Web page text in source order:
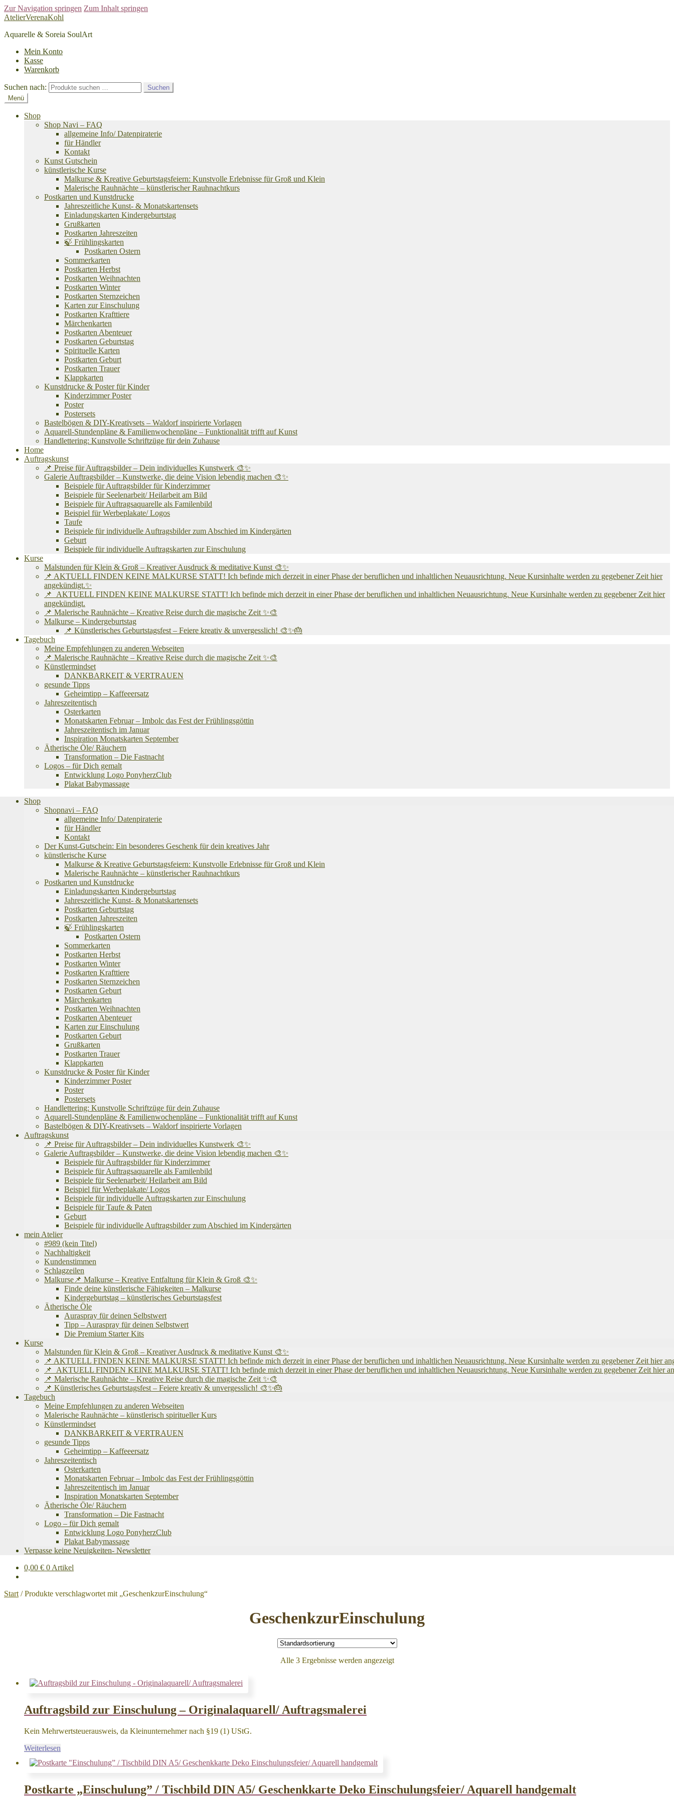
Zur Navigation springen Zum Inhalt springen
AtelierVerenaKohl
Aquarelle & Soreia SoulArt
Mein Konto
Kasse
Warenkorb
Suchen nach:
Suchen
Menü
Shop
Shop Navi – FAQ
allgemeine Info/ Datenpiraterie
für Händler
Kontakt
Kunst Gutschein
künstlerische Kurse
Malkurse & Kreative Geburtstagsfeiern: Kunstvolle Erlebnisse für Groß und Klein
Malerische Rauhnächte – künstlerischer Rauhnachtkurs
Postkarten und Kunstdrucke
Jahreszeitliche Kunst- & Monatskartensets
Einladungskarten Kindergeburtstag
Grußkarten
Postkarten Jahreszeiten
🍃 Frühlingskarten
Postkarten Ostern
Sommerkarten
Postkarten Herbst
Postkarten Weihnachten
Postkarten Winter
Postkarten Sternzeichen
Karten zur Einschulung
Postkarten Krafttiere
Märchenkarten
Postkarten Abenteuer
Postkarten Geburtstag
Spirituelle Karten
Postkarten Geburt
Postkarten Trauer
Klappkarten
Kunstdrucke & Poster für Kinder
Kinderzimmer Poster
Poster
Postersets
Bastelbögen & DIY-Kreativsets – Waldorf inspirierte Vorlagen
Aquarell-Stundenpläne & Familienwochenpläne – Funktionalität trifft auf Kunst
Handlettering: Kunstvolle Schriftzüge für dein Zuhause
Home
Auftragskunst
📌 Preise für Auftragsbilder – Dein individuelles Kunstwerk 🎨✨
Galerie Auftragsbilder – Kunstwerke, die deine Vision lebendig machen 🎨✨
Beispiele für Auftragsbilder für Kinderzimmer
Beispiele für Seelenarbeit/ Heilarbeit am Bild
Beispiele für Auftragsaquarelle als Familenbild
Beispiel für Werbeplakate/ Logos
Taufe
Beispiele für individuelle Auftragsbilder zum Abschied im Kindergärten
Geburt
Beispiele für individuelle Auftragskarten zur Einschulung
Kurse
Malstunden für Klein & Groß – Kreativer Ausdruck & meditative Kunst 🎨✨
📌 AKTUELL FINDEN KEINE MALKURSE STATT! Ich befinde mich derzeit in einer Phase der beruflichen und inhaltlichen Neuausrichtung. Neue Kursinhalte werden zu gegebener Zeit hier
angekündigt.✨
📌 AKTUELL FINDEN KEINE MALKURSE STATT! Ich befinde mich derzeit in einer Phase der beruflichen und inhaltlichen Neuausrichtung. Neue Kursinhalte werden zu gegebener Zeit hier
angekündigt.
📌 Malerische Rauhnächte – Kreative Reise durch die magische Zeit ✨🎨
Malkurse – Kindergeburtstag
📌 Künstlerisches Geburtstagsfest – Feiere kreativ & unvergesslich! 🎨✨🎂
Tagebuch
Meine Empfehlungen zu anderen Webseiten
📌 Malerische Rauhnächte – Kreative Reise durch die magische Zeit ✨🎨
Künstlermindset
DANKBARKEIT & VERTRAUEN
gesunde Tipps
Geheimtipp – Kaffeeersatz
Jahreszeitentisch
Osterkarten
Monatskarten Februar – Imbolc das Fest der Frühlingsgöttin
Jahreszeitentisch im Januar
Inspiration Monatskarten September
Ätherische Öle/ Räuchern
Transformation – Die Fastnacht
Logos – für Dich gemalt
Entwicklung Logo PonyherzClub
Plakat Babymassage
Shop
Shopnavi – FAQ
allgemeine Info/ Datenpiraterie
für Händler
Kontakt
Der Kunst-Gutschein: Ein besonderes Geschenk für dein kreatives Jahr
künstlerische Kurse
Malkurse & Kreative Geburtstagsfeiern: Kunstvolle Erlebnisse für Groß und Klein
Malerische Rauhnächte – künstlerischer Rauhnachtkurs
Postkarten und Kunstdrucke
Einladungskarten Kindergeburtstag
Jahreszeitliche Kunst- & Monatskartensets
Postkarten Geburtstag
Postkarten Jahreszeiten
🍃 Frühlingskarten
Postkarten Ostern
Sommerkarten
Postkarten Herbst
Postkarten Winter
Postkarten Krafttiere
Postkarten Sternzeichen
Postkarten Geburt
Märchenkarten
Postkarten Weihnachten
Postkarten Abenteuer
Karten zur Einschulung
Postkarten Geburt
Grußkarten
Postkarten Trauer
Klappkarten
Kunstdrucke & Poster für Kinder
Kinderzimmer Poster
Poster
Postersets
Handlettering: Kunstvolle Schriftzüge für dein Zuhause
Aquarell-Stundenpläne & Familienwochenpläne – Funktionalität trifft auf Kunst
Bastelbögen & DIY-Kreativsets – Waldorf inspirierte Vorlagen
Auftragskunst
📌 Preise für Auftragsbilder – Dein individuelles Kunstwerk 🎨✨
Galerie Auftragsbilder – Kunstwerke, die deine Vision lebendig machen 🎨✨
Beispiele für Auftragsbilder für Kinderzimmer
Beispiele für Auftragsaquarelle als Familenbild
Beispiele für Seelenarbeit/ Heilarbeit am Bild
Beispiel für Werbeplakate/ Logos
Beispiele für individuelle Auftragskarten zur Einschulung
Beispiele für Taufe & Paten
Geburt
Beispiele für individuelle Auftragsbilder zum Abschied im Kindergärten
mein Atelier
#989 (kein Titel)
Nachhaltigkeit
Kundenstimmen
Schlagzeilen
Malkurse📌 Malkurse – Kreative Entfaltung für Klein & Groß 🎨✨
Finde deine künstlerische Fähigkeiten – Malkurse
Kindergeburtstag – künstlerisches Geburtstagsfest
Ätherische Öle
Auraspray für deinen Selbstwert
Tipp – Auraspray für deinen Selbstwert
Die Premium Starter Kits
Kurse
Malstunden für Klein & Groß – Kreativer Ausdruck & meditative Kunst 🎨✨
📌 AKTUELL FINDEN KEINE MALKURSE STATT! Ich befinde mich derzeit in einer Phase der beruflichen und inhaltlichen Neuausrichtung. Neue Kursinhalte werden zu gegebener Zeit hier
📌 AKTUELL FINDEN KEINE MALKURSE STATT! Ich befinde mich derzeit in einer Phase der beruflichen und inhaltlichen Neuausrichtung. Neue Kursinhalte werden zu gegebener Zeit hier
📌 Malerische Rauhnächte – Kreative Reise durch die magische Zeit ✨🎨
📌 Künstlerisches Geburtstagsfest – Feiere kreativ & unvergesslich! 🎨✨🎂
Tagebuch
Meine Empfehlungen zu anderen Webseiten
Malerische Rauhnächte – künstlerisch spiritueller Kurs
Künstlermindset
DANKBARKEIT & VERTRAUEN
gesunde Tipps
Geheimtipp – Kaffeeersatz
Jahreszeitentisch
Osterkarten
Monatskarten Februar – Imbolc das Fest der Frühlingsgöttin
Jahreszeitentisch im Januar
Inspiration Monatskarten September
Ätherische Öle/ Räuchern
Transformation – Die Fastnacht
Logo – für Dich gemalt
Entwicklung Logo PonyherzClub
Plakat Babymassage
Verpasse keine Neuigkeiten- Newsletter
0,00 € 0 Artikel
Start /Produkte verschlagwortet mit „GeschenkzurEinschulung“
GeschenkzurEinschulung
Alle 3 Ergebnisse werden angezeigt
Auftragsbild zur Einschulung – Originalaquarell/ Auftragsmalerei
Kein Mehrwertsteuerausweis, da Kleinunternehmer nach §19 (1) UStG.
Weiterlesen
Postkarte „Einschulung” / Tischbild DIN A5/ Geschenkkarte Deko Einschulungsfeier/ Aquarell handgemalt